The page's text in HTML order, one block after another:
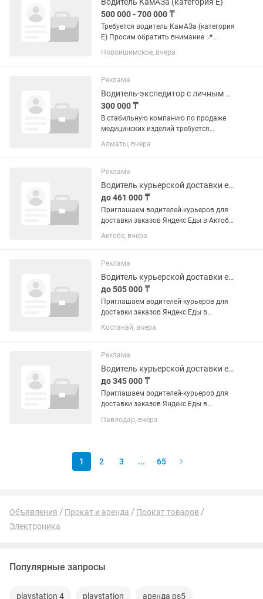
500 000 - 700 000 ₸
Требуется водитель КамАЗа (категория
Е) Просим обратить внимание 📍
Место работы: СКО, р-он. Г. Мусрепова,
сотрудничество, так и на...
Новоишимское, вчера
Реклама
Водитель-экспедитор с личным автомобилем
300 000 ₸
В стабильную компанию по продаже
медицинских изделий требуется
водитель-экспедитор Обязанности: •
Доставка медицинских изделий по г.
товара. • Работа с накладными и...
Алматы, вчера
Реклама
Водитель курьерской доставки еды Яндекс Go, Актобе
до 461 000 ₸
Приглашаем водителей-курьеров для
доставки заказов Яндекс Еды в Актобе
на личном автомобиле. Ориентир
дохода — до 461 250 тг в месяц при
дней в месяц. Фактический...
Актобе, вчера
Реклама
Водитель курьерской доставки еды Яндекс Go, Костанай
до 505 000 ₸
Приглашаем водителей-курьеров для
доставки заказов Яндекс Еды в
Костанае на личном автомобиле.
Ориентир дохода — до 505 000 тг в
день, 25 дней в месяц....
Костанай, вчера
Реклама
Водитель курьерской доставки еды Яндекс Go, Павлодар
до 345 000 ₸
Приглашаем водителей-курьеров для
доставки заказов Яндекс Еды в
Ориентир дохода — до 345 000 тг в
Павлодар, вчера
1 2 3 ... 65
Объявления Прокат и аренда
Прокат товаров
Электроника
Популярные запросы
playstation 4 playstation аренда ps5